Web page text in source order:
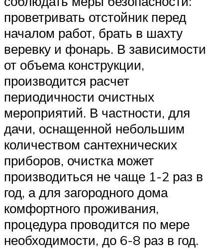
проветривать отстойник перед
началом работ, брать в шахту
веревку и фонарь. В зависимости
от объема конструкции,
производится расчет
периодичности очистных
мероприятий. В частности, для
дачи, оснащенной небольшим
количеством сантехнических
приборов, очистка может
производиться не чаще 1-2 раз в
год, а для загородного дома
комфортного проживания,
процедура проводится по мере
необходимости, до 6-8 раз в год.